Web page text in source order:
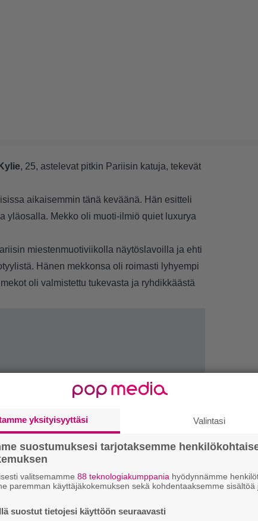
Kylie, 25, astelevat pitkin Pariisin katuja, tekevät
aikaisemmin tänä keväänä. Hän esitteli
yläosalla. Mekko oli muoti-ilmiö quiet luxurya
miestenmuotiviikolla näytöslavoilla ja ehti
Hänen mekkonsa oli roimasti lyhyempi
oli valmistettu tukevasta ja ryhdikkäästä
yksityisyyttäsi Valintasi
suostumuksesi tarjotaksemme
valitsemamme 88 teknologiakumppania hyödynnämme
paremman käyttäjäkokemuksen sekä kohdentaaksemme sisältöä
suostut tietojesi käyttöön seuraavasti